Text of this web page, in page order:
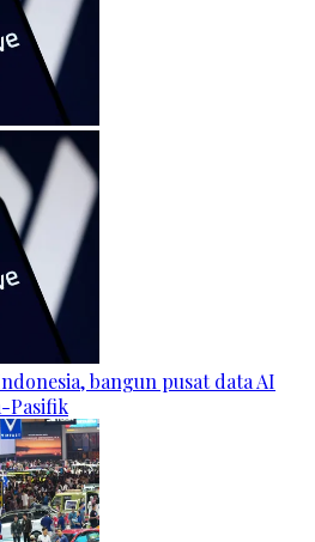
bangun pusat data AI
Pasifik